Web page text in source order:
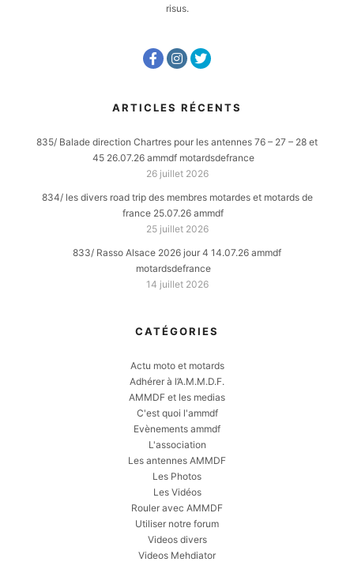
risus.
ARTICLES RÉCENTS
835/ Balade direction Chartres pour les antennes 76 – 27 – 28 et
45 26.07.26 ammdf motardsdefrance
26 juillet 2026
834/ les divers road trip des membres motardes et motards de
france 25.07.26 ammdf
25 juillet 2026
833/ Rasso Alsace 2026 jour 4 14.07.26 ammdf
motardsdefrance
14 juillet 2026
CATÉGORIES
Actu moto et motards
Adhérer à l’A.M.M.D.F.
AMMDF et les medias
C'est quoi l'ammdf
Evènements ammdf
L'association
Les antennes AMMDF
Les Photos
Les Vidéos
Rouler avec AMMDF
Utiliser notre forum
Videos divers
Videos Mehdiator